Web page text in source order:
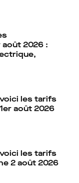
2026 :
les tarifs
août 2026
les tarifs
2 août 2026